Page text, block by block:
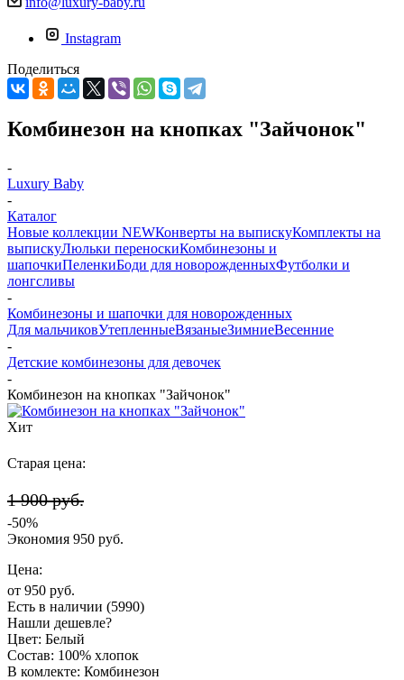
Instagram
Поделиться
Комбинезон на кнопках "Зайчонок"
-
Luxury Baby
-
Каталог
Новые коллекции NEWКонверты на выпискуКомплекты на
выпискуЛюльки переноскиКомбинезоны и
шапочкиПеленкиБоди для новорожденныхФутболки и
лонгсливы
-
Комбинезоны и шапочки для новорожденных
Для мальчиковУтепленныеВязаныеЗимниеВесенние
-
Детские комбинезоны для девочек
-
Комбинезон на кнопках "Зайчонок"
Хит
Старая цена:
1 900 руб.
-50%
Экономия 950 руб.
Цена:
от 950 руб.
Есть в наличии (5990)
Нашли дешевле?
Цвет: Белый
Состав: 100% хлопок
В комлекте: Комбинезон